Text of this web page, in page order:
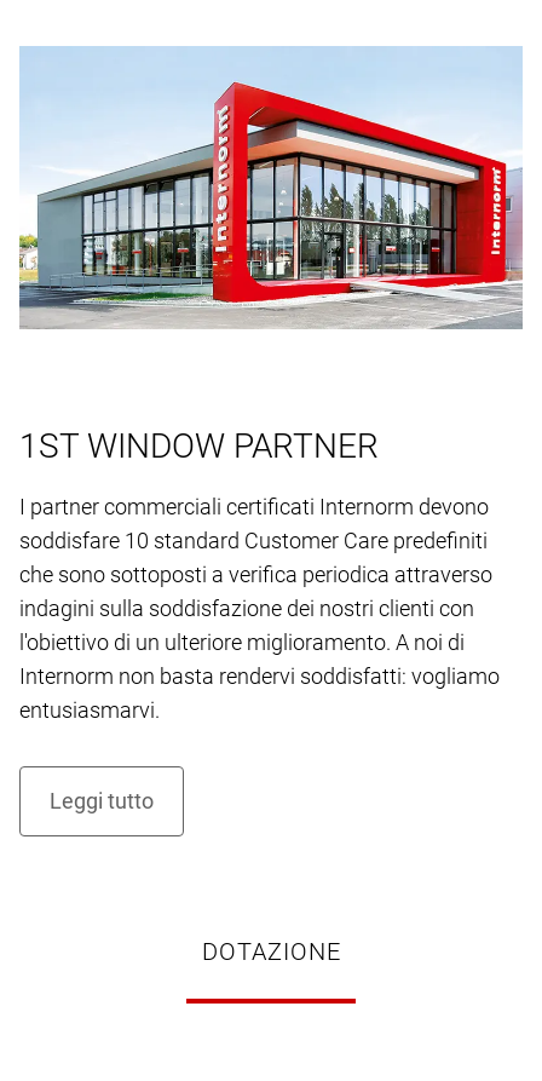
1ST WINDOW PARTNER
I partner commerciali certificati Internorm devono
soddisfare 10 standard Customer Care predefiniti
che sono sottoposti a verifica periodica attraverso
indagini sulla soddisfazione dei nostri clienti con
l'obiettivo di un ulteriore miglioramento. A noi di
Internorm non basta rendervi soddisfatti: vogliamo
entusiasmarvi.
DOTAZIONE